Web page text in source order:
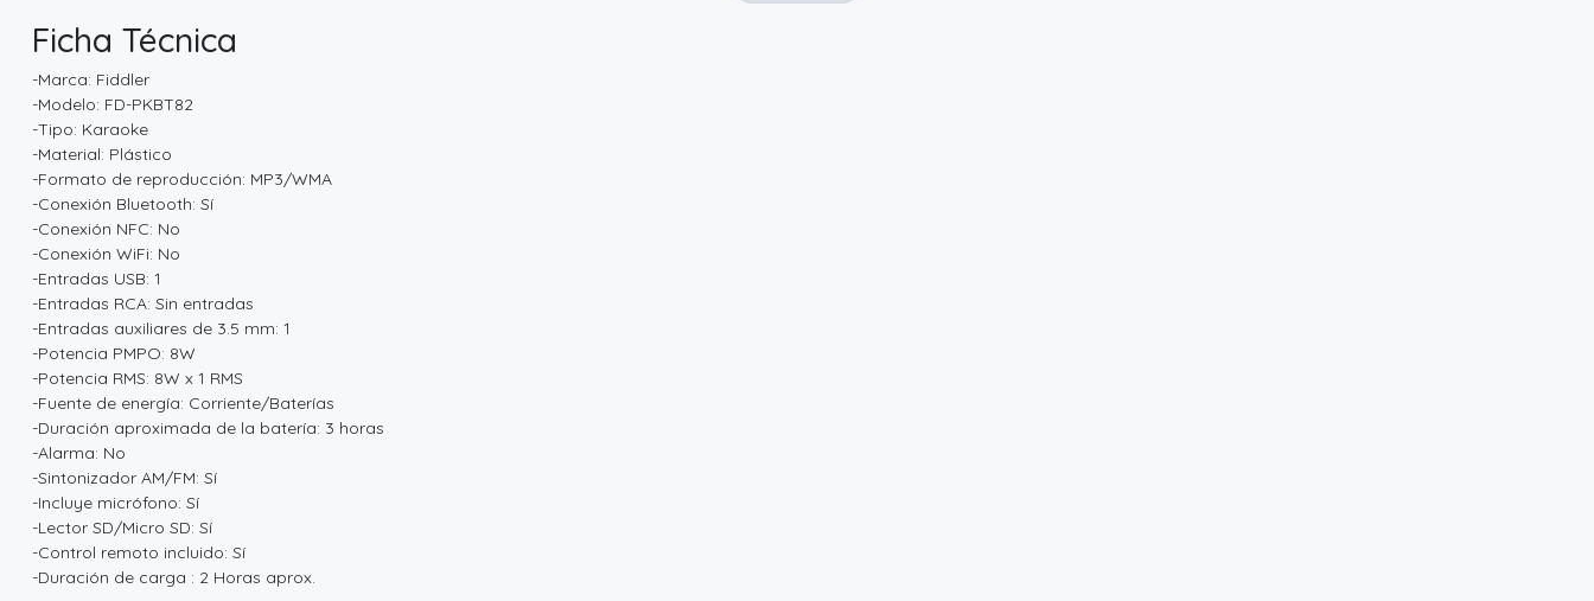
Ficha Técnica
-Marca: Fiddler
-Modelo: FD-PKBT82
-Tipo: Karaoke
-Material: Plástico
-Formato de reproducción: MP3/WMA
-Conexión Bluetooth: Sí
-Conexión NFC: No
-Conexión WiFi: No
-Entradas USB: 1
-Entradas RCA: Sin entradas
-Entradas auxiliares de 3.5 mm: 1
-Potencia PMPO: 8W
-Potencia RMS: 8W x 1 RMS
-Fuente de energía: Corriente/Baterías
-Duración aproximada de la batería: 3 horas
-Alarma: No
-Sintonizador AM/FM: Sí
-Incluye micrófono: Sí
-Lector SD/Micro SD: Sí
-Control remoto incluido: Sí
-Duración de carga : 2 Horas aprox.